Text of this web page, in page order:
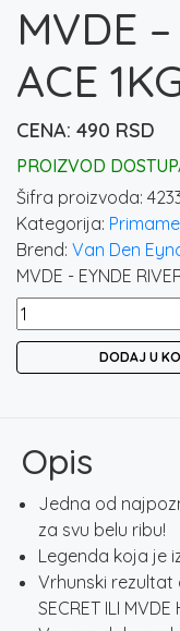
MVDE
ACE
490 RSD
PROIZVOD
Šifra proizvoda:
Kategorija: Primame
Brend: Van Den
MVDE - EYNDE
DODAJ U
Opis
Jedna od
za svu belu ribu!
Legenda koja je
Vrhunski rezultat
SECRET ILI